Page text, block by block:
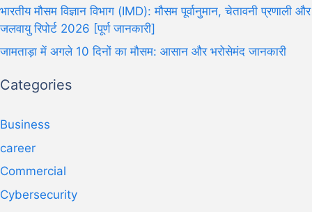
भारतीय मौसम विज्ञान विभाग (IMD): मौसम पूर्वानुमान, चेतावनी प्रणाली और
जलवायु रिपोर्ट 2026 [पूर्ण जानकारी]
जामताड़ा में अगले 10 दिनों का मौसम: आसान और भरोसेमंद जानकारी
Categories
Business
career
Commercial
Cybersecurity